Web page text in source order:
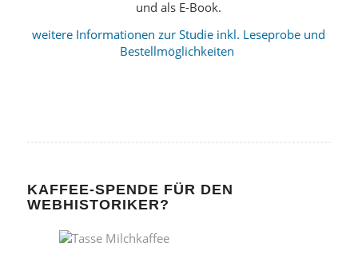
und als E-Book.
weitere Informationen zur Studie inkl. Leseprobe und
Bestellmöglichkeiten
KAFFEE-SPENDE FÜR DEN
WEBHISTORIKER?